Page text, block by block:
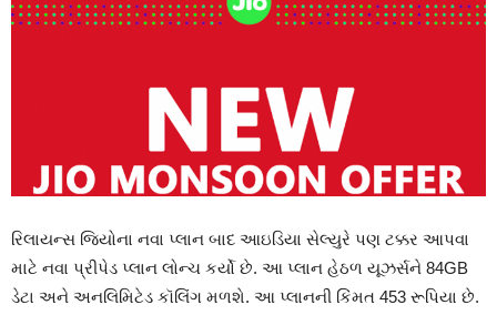
રિલાયન્સ જિયોના નવા પ્લાન બાદ આઇડિયા સેલ્યુરે પણ ટક્કર આપવા
માટે નવા પ્રીપેડ પ્લાન લોન્ચ કર્યો છે. આ પ્લાન હેઠળ યૂઝર્સને 84GB
ડેટા અને અનલિમિટેડ કૉલિંગ મળશે. આ પ્લાનની કિંમત 453 રૂપિયા છે.